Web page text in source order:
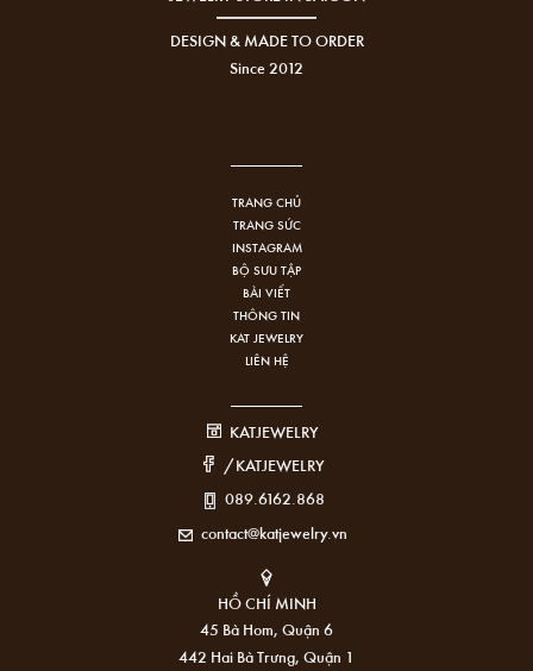
DESIGN & MADE TO ORDER
Since 2012
TRANG CHỦ
TRANG SỨC
INSTAGRAM
BỘ SƯU TẬP
BÀI VIẾT
THÔNG TIN
KAT JEWELRY
LIÊN HỆ
KATJEWELRY
/KATJEWELRY
089.6162.868
contact@katjewelry.vn
HỒ CHÍ MINH
45 Bà Hom, Quận 6
442 Hai Bà Trưng, Quận 1